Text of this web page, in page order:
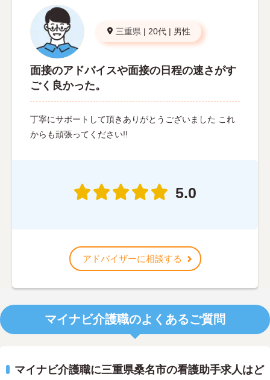
三重県 | 20代 | 男性
面接のアドバイスや面接の日程の速さがす
ごく良かった。
丁寧にサポートして頂きありがとうございました これ
からも頑張ってください!!
5.0
アドバイザーに相談する
マイナビ介護職のよくあるご質問
マイナビ介護職に三重県桑名市の看護助手求人はど